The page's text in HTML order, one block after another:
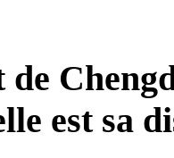
de
est sa